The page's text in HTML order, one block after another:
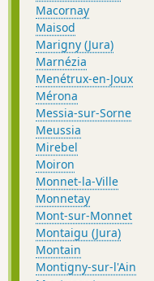
Macornay
Maisod
Marigny (Jura)
Marnézia
Menétrux-en-Joux
Mérona
Messia-sur-Sorne
Meussia
Mirebel
Moiron
Monnet-la-Ville
Monnetay
Mont-sur-Monnet
Montaigu (Jura)
Montain
Montigny-sur-l'Ain